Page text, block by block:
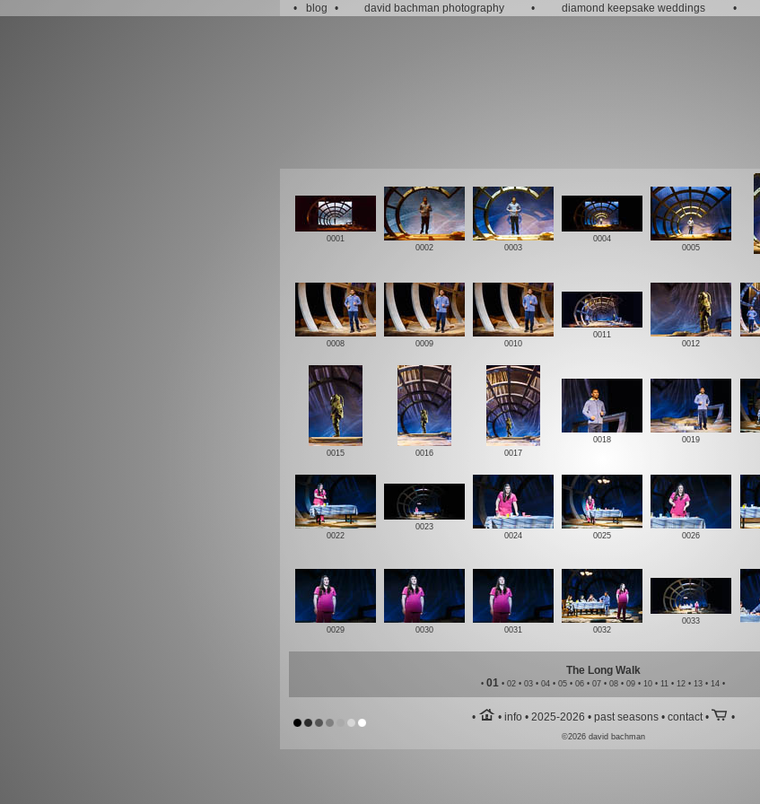
• blog • david bachman photography • diamond keepsake weddings •
0001
0002
0003
0004
0005
0008 0009 0010
0011
0012
0015 0016 0017
0018 0019
0022
0023
0024
0025 0026
0029 0030 0031 0032
0033
The Long Walk
• 01 • 02 • 03 • 04 • 05 • 06 • 07 • 08 • 09 • 10 • 11 • 12 • 13 • 14 •
• h • info • 2025-2026 • past seasons• contact• [ •
©2026 david bachman